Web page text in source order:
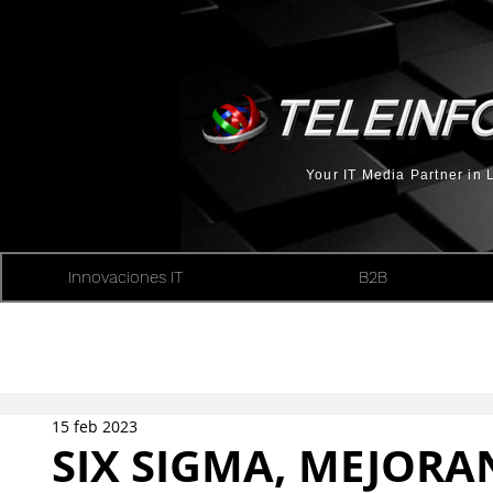
Your IT Media Partner in
Innovaciones IT B2B
SIX SIGMA,
15 feb 2023